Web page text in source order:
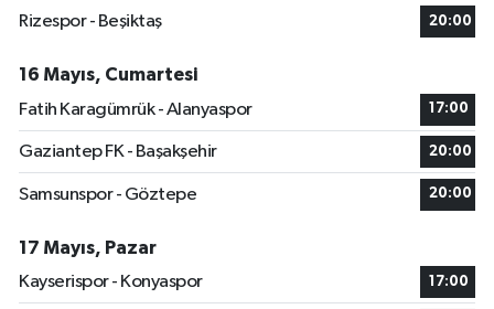
Rizespor - Beşiktaş
20:00
16 Mayıs, Cumartesi
Fatih Karagümrük - Alanyaspor
17:00
Gaziantep FK - Başakşehir 20:00
Samsunspor - Göztepe 20:00
17 Mayıs, Pazar
Kayserispor - Konyaspor
17:00